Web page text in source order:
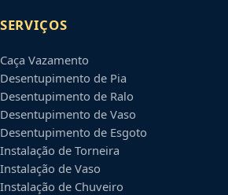
SERVIÇOS
Caça Vazamento
Desentupimento de Pia
Desentupimento de Ralo
Desentupimento de Vaso
Desentupimento de Esgoto
Instalação de Torneira
Instalação de Vaso
Instalação de Chuveiro